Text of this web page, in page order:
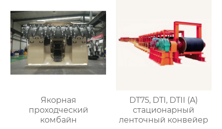
Якорная
проходческий
комбайн
DT75, DTI, DTII (A)
стационарный
ленточный конвейер